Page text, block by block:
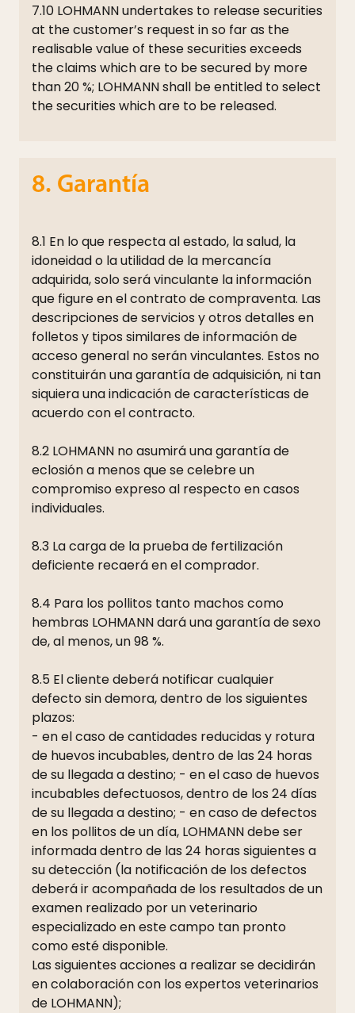
7.10 LOHMANN undertakes to release securities
at the customer’s request in so far as the
realisable value of these securities exceeds
the claims which are to be secured by more
than 20 %; LOHMANN shall be entitled to select
the securities which are to be released.
8. Garantía
8.1 En lo que respecta al estado, la salud, la
idoneidad o la utilidad de la mercancía
adquirida, solo será vinculante la información
que figure en el contrato de compraventa. Las
descripciones de servicios y otros detalles en
folletos y tipos similares de información de
acceso general no serán vinculantes. Estos no
constituirán una garantía de adquisición, ni tan
siquiera una indicación de características de
acuerdo con el contracto.
8.2 LOHMANN no asumirá una garantía de
eclosión a menos que se celebre un
compromiso expreso al respecto en casos
individuales.
8.3 La carga de la prueba de fertilización
deficiente recaerá en el comprador.
8.4 Para los pollitos tanto machos como
hembras LOHMANN dará una garantía de sexo
de, al menos, un 98 %.
8.5 El cliente deberá notificar cualquier
defecto sin demora, dentro de los siguientes
plazos:
- en el caso de cantidades reducidas y rotura
de huevos incubables, dentro de las 24 horas
de su llegada a destino; - en el caso de huevos
incubables defectuosos, dentro de los 24 días
de su llegada a destino; - en caso de defectos
en los pollitos de un día, LOHMANN debe ser
informada dentro de las 24 horas siguientes a
su detección (la notificación de los defectos
deberá ir acompañada de los resultados de un
examen realizado por un veterinario
especializado en este campo tan pronto
como esté disponible.
Las siguientes acciones a realizar se decidirán
en colaboración con los expertos veterinarios
de LOHMANN);